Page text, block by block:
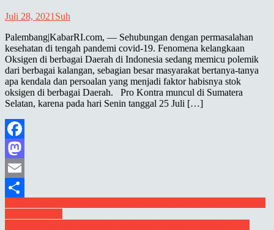
Juli 28, 2021 Suh
Palembang|KabarRI.com, — Sehubungan dengan permasalahan
kesehatan di tengah pandemi covid-19. Fenomena kelangkaan
Oksigen di berbagai Daerah di Indonesia sedang memicu polemik
dari berbagai kalangan, sebagian besar masyarakat bertanya-tanya
apa kendala dan persoalan yang menjadi faktor habisnya stok
oksigen di berbagai Daerah. Pro Kontra muncul di Sumatera
Selatan, karena pada hari Senin tanggal 25 Juli […]
Facebook
Mastodon
Email
Share
Navigasi
pos